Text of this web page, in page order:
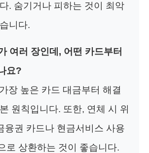
. 숨기거나 피하는 것이 최악
니다.
여러 장인데, 어떤 카드부터
요?
장 높은 카드 대금부터 해결
원칙입니다. 또한, 연체 시 위
융권 카드나 현금서비스 사용
로 상환하는 것이 좋습니다.